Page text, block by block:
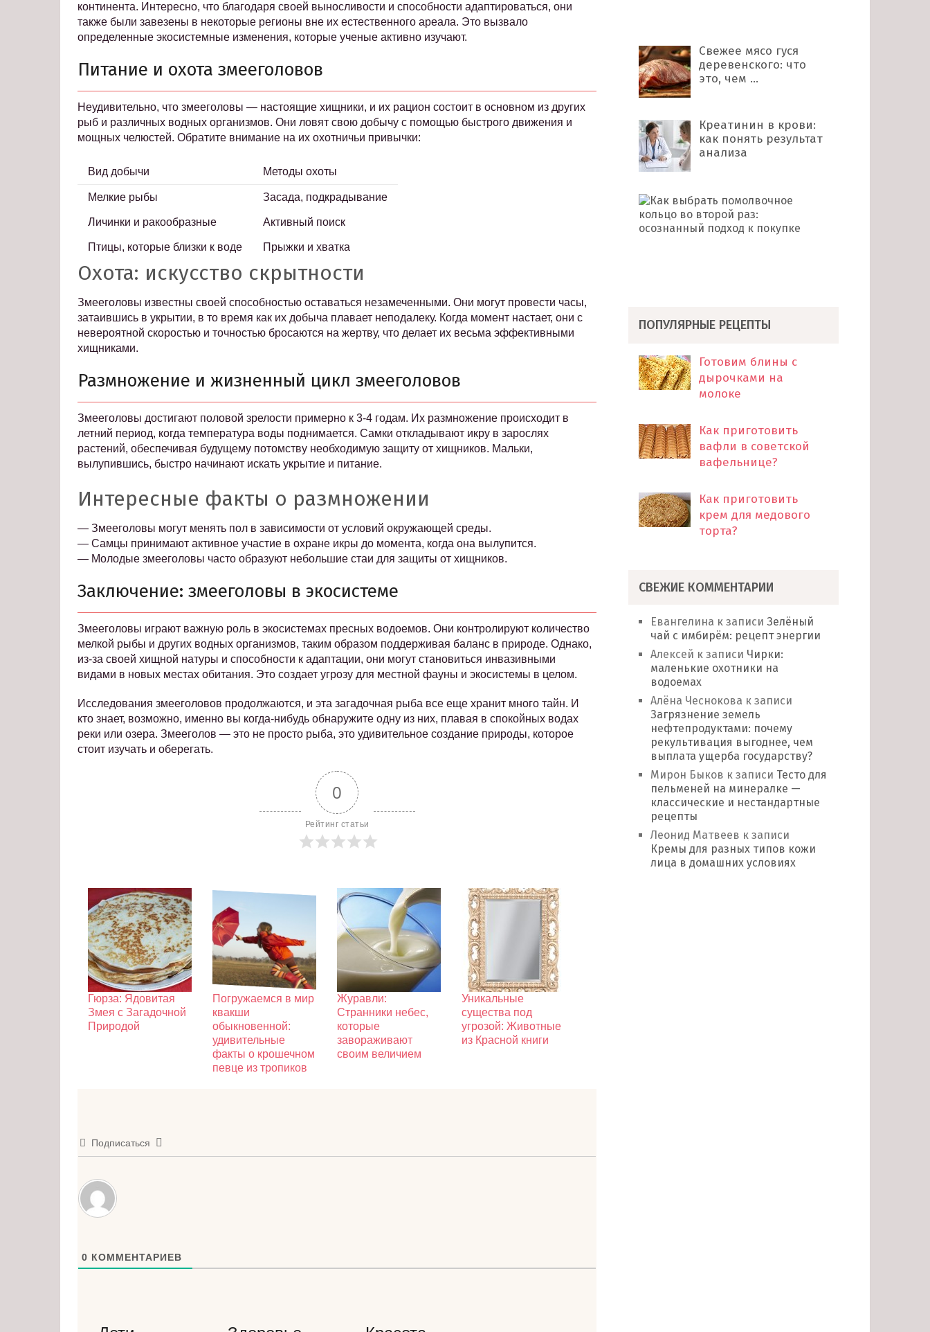
континента. Интересно, что благодаря своей выносливости и способности адаптироваться, они
также были завезены в некоторые регионы вне их естественного ареала. Это вызвало
определенные экосистемные изменения, которые ученые активно изучают.
Питание и охота змееголовов
Неудивительно, что змееголовы — настоящие хищники, и их рацион состоит в основном из других
рыб и различных водных организмов. Они ловят свою добычу с помощью быстрого движения и
мощных челюстей. Обратите внимание на их охотничьи привычки:
Вид добычи Методы охоты
Мелкие рыбы Засада, подкрадывание
Личинки и ракообразные Активный поиск
Птицы, которые близки к воде Прыжки и хватка
Охота: искусство скрытности
Змееголовы известны своей способностью оставаться незамеченными. Они могут провести часы,
затаившись в укрытии, в то время как их добыча плавает неподалеку. Когда момент настает, они с
невероятной скоростью и точностью бросаются на жертву, что делает их весьма эффективными
хищниками.
Размножение и жизненный цикл змееголовов
Змееголовы достигают половой зрелости примерно к 3-4 годам. Их размножение происходит в
летний период, когда температура воды поднимается. Самки откладывают икру в зарослях
растений, обеспечивая будущему потомству необходимую защиту от хищников. Мальки,
вылупившись, быстро начинают искать укрытие и питание.
Интересные факты о размножении
— Змееголовы могут менять пол в зависимости от условий окружающей среды.
— Самцы принимают активное участие в охране икры до момента, когда она вылупится.
— Молодые змееголовы часто образуют небольшие стаи для защиты от хищников.
Заключение: змееголовы в экосистеме
Змееголовы играют важную роль в экосистемах пресных водоемов. Они контролируют количество
мелкой рыбы и других водных организмов, таким образом поддерживая баланс в природе. Однако,
из-за своей хищной натуры и способности к адаптации, они могут становиться инвазивными
видами в новых местах обитания. Это создает угрозу для местной фауны и экосистемы в целом.
Исследования змееголовов продолжаются, и эта загадочная рыба все еще хранит много тайн. И
кто знает, возможно, именно вы когда-нибудь обнаружите одну из них, плавая в спокойных водах
реки или озера. Змееголов — это не просто рыба, это удивительное создание природы, которое
стоит изучать и оберегать.
0
Рейтинг статьи
Гюрза: Ядовитая
Змея с Загадочной
Природой
Погружаемся в мир
квакши
обыкновенной:
удивительные
факты о крошечном
певце из тропиков
Журавли:
Странники небес,
которые
завораживают
своим величием
Уникальные
существа под
угрозой: Животные
из Красной книги
Подписаться
0 КОММЕНТАРИЕВ
Свежее мясо гуся
деревенского: что
это, чем …
Креатинин в крови:
как понять результат
анализа
ПОПУЛЯРНЫЕ РЕЦЕПТЫ
Готовим блины с
дырочками на
молоке
Как приготовить
вафли в советской
вафельнице?
Как приготовить
крем для медового
торта?
СВЕЖИЕ КОММЕНТАРИИ
Евангелина к записиЗелёный
чай с имбирём: рецепт энергии
Алексей к записи Чирки:
маленькие охотники на
водоемах
Алёна Чеснокова к записи
Загрязнение земель
нефтепродуктами: почему
рекультивация выгоднее, чем
выплата ущерба государству?
Мирон Быков к записи Тесто для
пельменей на минералке —
классические и нестандартные
рецепты
Леонид Матвеев к записи
Кремы для разных типов кожи
лица в домашних условиях